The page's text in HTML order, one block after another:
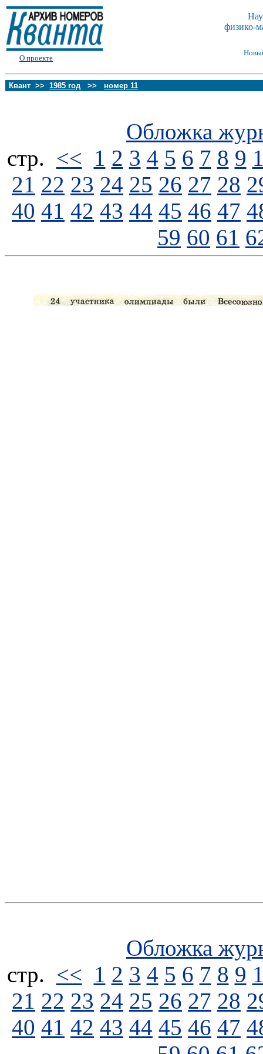
О проекте
физико-
Квант >> 1985 год >> номер 11
Обложка
стp. << 1 2 3 4 5 6 7 8 9
21 22 23 24 25 26 27 28
40 41 42 43 44 45 46 47
59 60 61
Обложка
стp. << 1 2 3 4 5 6 7 8 9
21 22 23 24 25 26 27 28
40 41 42 43 44 45 46 47